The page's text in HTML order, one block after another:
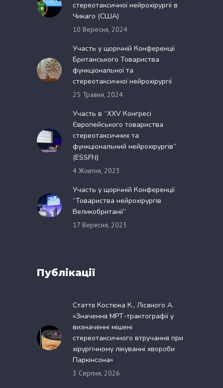
стереотаксичної нейрохірургії в
Чикаго (США)
10 Вересня, 2024
Участь у щорічній Конференції
Британського Товариства
функціональної та
стереотаксичної нейрохірургії
25 Травня, 2024
Участь в “XXV Конгресі
Європейського товариства
стереотаксичних та
функціональний нейрохірургів”
(ESSFN)
4 Жовтня, 2023
Участь у щорічній Конференції
“Товариства нейрохірургів
Великобританії”
17 Вересня, 2023
Публікації
Стаття Костюка К., Лісяного А.
«Значення МРТ-трактографії у
визначенні мішені
стереотаксичного втручання при
хірургічному лікуванні хвороби
Паркінсона»
3 Серпня, 2026